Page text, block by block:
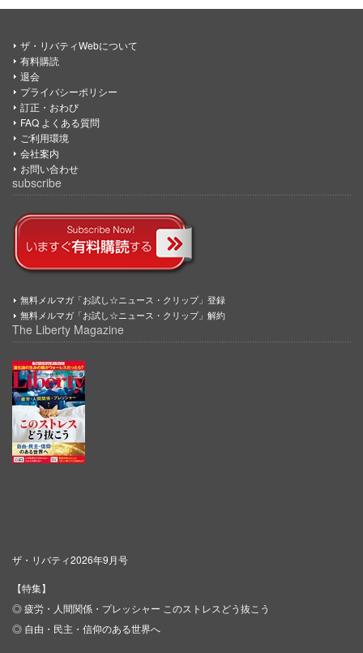
ザ・リバティWebについて
有料購読
退会
プライバシーポリシー
訂正・おわび
FAQ よくある質問
ご利用環境
会社案内
お問い合わせ
subscribe
無料メルマガ「お試し☆ニュース・クリップ」登録
無料メルマガ「お試し☆ニュース・クリップ」解約
The Liberty Magazine
ザ・リバティ2026年9月号
【特集】
◎ 疲労・人間関係・プレッシャー このストレスどう抜こう
◎ 自由・民主・信仰のある世界へ